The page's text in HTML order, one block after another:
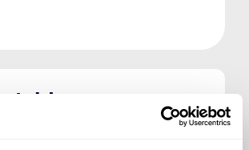
vragen over
SX4 S-Cross